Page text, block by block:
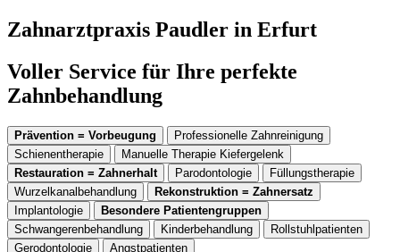
Zahnarztpraxis Paudler in Erfurt
Voller Service für Ihre perfekte
Zahnbehandlung
Prävention = Vorbeugung
Professionelle Zahnreinigung
Schienentherapie
Manuelle Therapie Kiefergelenk
Restauration = Zahnerhalt
Parodontologie
Füllungstherapie
Wurzelkanalbehandlung
Rekonstruktion = Zahnersatz
Implantologie
Besondere Patientengruppen
Schwangerenbehandlung
Kinderbehandlung
Rollstuhlpatienten
Gerodontologie
Angstpatienten